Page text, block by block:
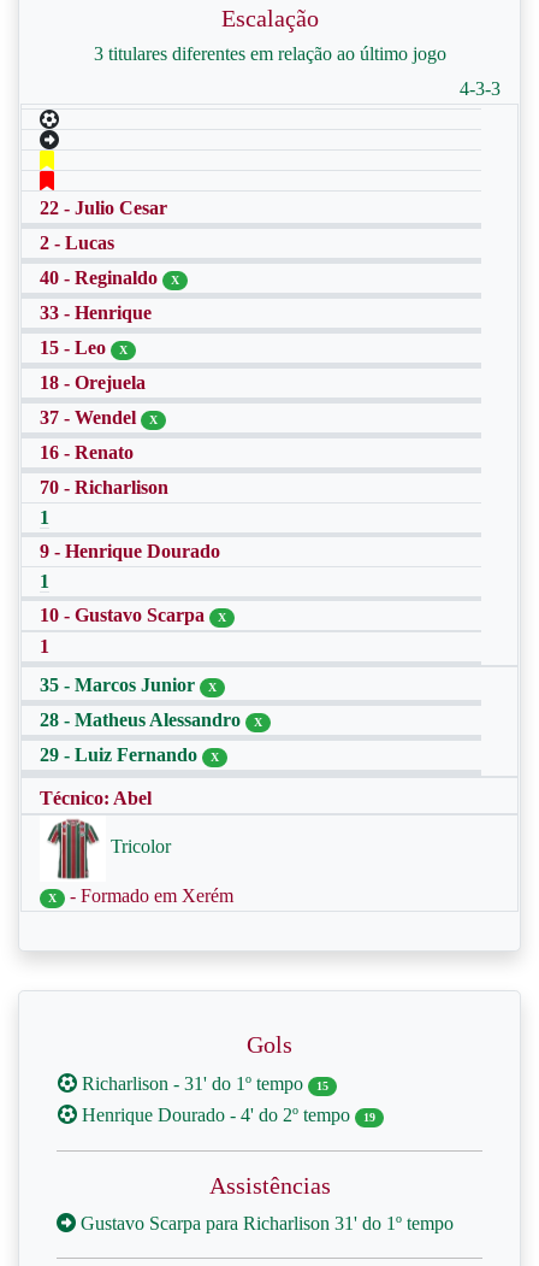
Escalação
3 titulares diferentes em relação ao último jogo
4-3-3
22 - Julio Cesar
2 - Lucas
40 - Reginaldo
X
33 - Henrique
15 - Leo
X
18 - Orejuela
37 - Wendel
X
16 - Renato
70 - Richarlison
1
9 - Henrique Dourado
1
10 - Gustavo Scarpa
X
1
35 - Marcos Junior
X
28 - Matheus Alessandro X
29 - Luiz Fernando X
Técnico: Abel
Tricolor
X - Formado em Xerém
Gols
Richarlison - 31' do 1º tempo 15
Henrique Dourado - 4' do 2º tempo 19
Assistências
Gustavo Scarpa para Richarlison 31' do 1º tempo